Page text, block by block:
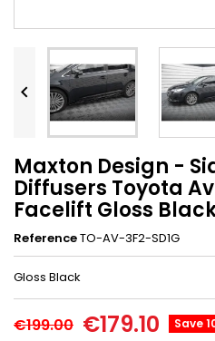

Maxton Design -
Diffusers Toyota
Facelift Gloss
ReferenceTO-AV-3F2-SD1G
Gloss Black
€199.00 €179.10 Save